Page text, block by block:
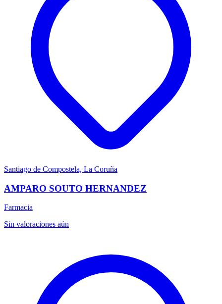
Santiago de Compostela, La Coruña
AMPARO SOUTO HERNANDEZ
Farmacia
Sin valoraciones aún